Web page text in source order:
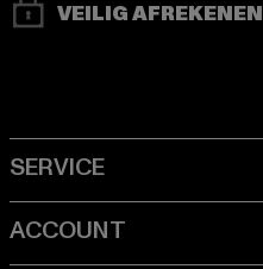
VEILIG AFREKENEN